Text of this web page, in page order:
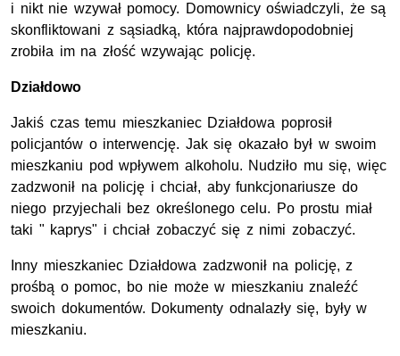
i nikt nie wzywał pomocy. Domownicy oświadczyli, że są
skonfliktowani z sąsiadką, która najprawdopodobniej
zrobiła im na złość wzywając policję.
Działdowo
Jakiś czas temu mieszkaniec Działdowa poprosił
policjantów o interwencję. Jak się okazało był w swoim
mieszkaniu pod wpływem alkoholu. Nudziło mu się, więc
zadzwonił na policję i chciał, aby funkcjonariusze do
niego przyjechali bez określonego celu. Po prostu miał
taki " kaprys" i chciał zobaczyć się z nimi zobaczyć.
Inny mieszkaniec Działdowa zadzwonił na policję, z
prośbą o pomoc, bo nie może w mieszkaniu znaleźć
swoich dokumentów. Dokumenty odnalazły się, były w
mieszkaniu.